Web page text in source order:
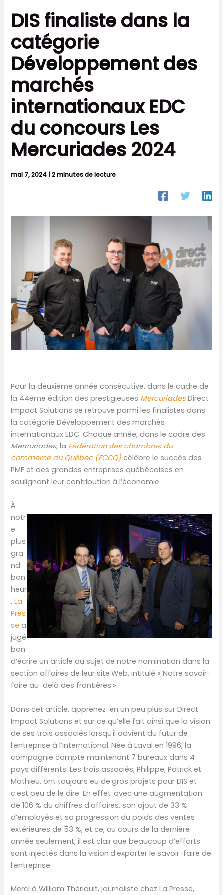
DIS finaliste dans la
catégorie
Développement des
marchés
internationaux EDC
du concours Les
Mercuriades 2024
mai 7, 2024 |2 minutes de lecture
Pour la deuxième année consécutive, dans le cadre de
la 44ème édition des prestigieuses MercuriadesDirect
Impact Solutions se retrouve parmi les finalistes dans
la catégorie Développement des marchés
internationaux EDC. Chaque année, dans le cadre des
Mercuriades, la Fédération des chambres du
commerce du Québec (FCCQ) célèbre le succès des
PME et des grandes entreprises québécoises en
soulignant leur contribution à l’économie.
À
notr
e
plus
gra
nd
bon
heur
,La
Pres
sea
jugé
bon
d’écrire un article au sujet de notre nomination dans la
section affaires de leur site Web, intitulé « Notre savoir-
faire au-delà des frontières ».
Dans cet article, apprenez-en un peu plus sur Direct
Impact Solutions et sur ce qu’elle fait ainsi que la vision
de ses trois associés lorsqu’il advient du futur de
l’entreprise à l’international. Née à Laval en 1996, la
compagnie compte maintenant 7 bureaux dans 4
pays différents. Les trois associés, Philippe, Patrick et
Mathieu, ont toujours eu de gros projets pour DIS et
c’est peu de le dire. En effet, avec une augmentation
de 106 % du chiffres d’affaires, son ajout de 33 %
d’employés et sa progression du poids des ventes
extérieures de 53 %, et ce, au cours de la dernière
année seulement, il est clair que beaucoup d’efforts
sont injectés dans la vision d’exporter le savoir-faire de
l’entreprise.
Merci à William Thériault, journaliste chez La Presse,